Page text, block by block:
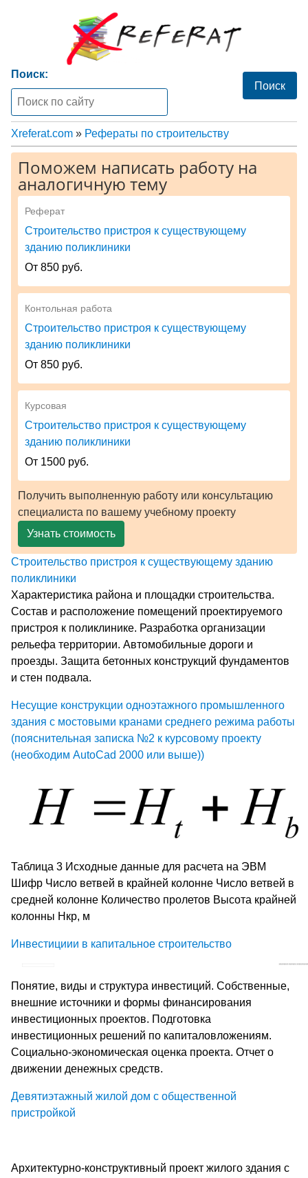
Поиск:
Xreferat.com » Рефераты по строительству
Поможем написать работу на
аналогичную тему
Реферат
Строительство пристроя к существующему
зданию поликлиники
От 850 руб.
Контольная работа
Строительство пристроя к существующему
зданию поликлиники
От 850 руб.
Курсовая
Строительство пристроя к существующему
зданию поликлиники
От 1500 руб.
Получить выполненную работу или консультацию
специалиста по вашему учебному проекту
Узнать стоимость
Строительство пристроя к существующему зданию
поликлиники
Характеристика района и площадки строительства.
Состав и расположение помещений проектируемого
пристроя к поликлинике. Разработка организации
рельефа территории. Автомобильные дороги и
проезды. Защита бетонных конструкций фундаментов
и стен подвала.
Несущие конструкции одноэтажного промышленного
здания с мостовыми кранами среднего режима работы
(пояснительная записка №2 к курсовому проекту
(необходим AutoCad 2000 или выше))
Таблица 3 Исходные данные для расчета на ЭВМ
Шифр Число ветвей в крайней колонне Число ветвей в
средней колонне Количество пролетов Высота крайней
колонны Нкр, м
Инвестициии в капитальное строительство
Понятие, виды и структура инвестиций. Собственные,
внешние источники и формы финансирования
инвестиционных проектов. Подготовка
инвестиционных решений по капиталовложениям.
Социально-экономическая оценка проекта. Отчет о
движении денежных средств.
Девятиэтажный жилой дом с общественной
пристройкой
Архитектурно-конструктивный проект жилого здания с